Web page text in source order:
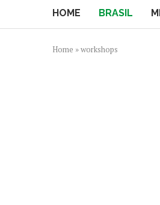
HOME BRASIL
Home »workshops